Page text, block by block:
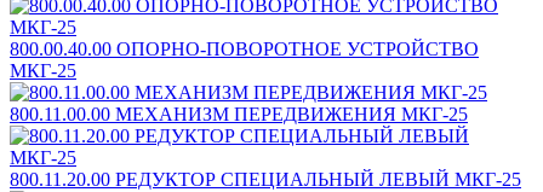
800.00.40.00 ОПОРНО-ПОВОРОТНОЕ УСТРОЙСТВО
МКГ-25
800.11.00.00 МЕХАНИЗМ ПЕРЕДВИЖЕНИЯ МКГ-25
800.11.20.00 РЕДУКТОР СПЕЦИАЛЬНЫЙ ЛЕВЫЙ МКГ-25